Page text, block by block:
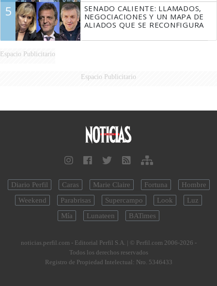
5
SENADO CALIENTE: LLAMADOS,
NEGOCIACIONES Y UN MAPA DE
ALIADOS QUE SE RECONFIGURA
Espacio Publicitario
Espacio Publicitario
Diario Perfil Caras Marie Claire Fortuna
Hombre
Weekend
Parabrisas Supercampo Look
Luz
Mía
Lunateen BATimes
noticias.perfil.com - Editorial Perfil S.A. | © Perfil.com 2006-2026 -
Todos los derechos reservados
Registro de Propiedad Intelectual: Nro. 5346433